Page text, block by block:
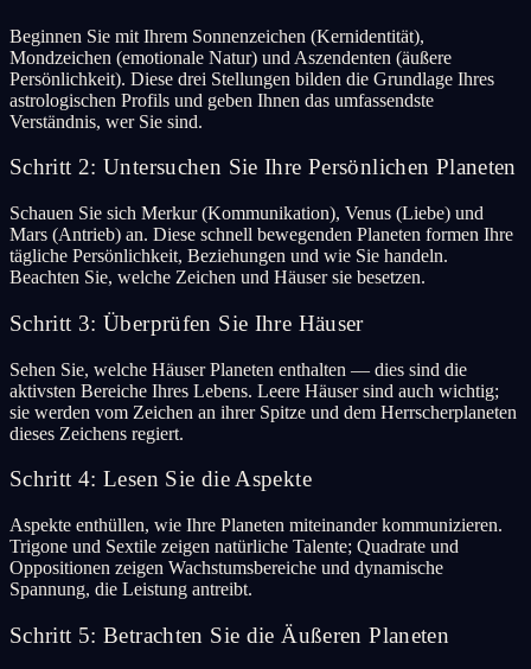
Beginnen Sie mit Ihrem Sonnenzeichen (Kernidentität),
Mondzeichen (emotionale Natur) und Aszendenten (äußere
Persönlichkeit). Diese drei Stellungen bilden die Grundlage Ihres
astrologischen Profils und geben Ihnen das umfassendste
Verständnis, wer Sie sind.
Schritt 2: Untersuchen Sie Ihre Persönlichen Planeten
Schauen Sie sich Merkur (Kommunikation), Venus (Liebe) und
Mars (Antrieb) an. Diese schnell bewegenden Planeten formen Ihre
tägliche Persönlichkeit, Beziehungen und wie Sie handeln.
Beachten Sie, welche Zeichen und Häuser sie besetzen.
Schritt 3: Überprüfen Sie Ihre Häuser
Sehen Sie, welche Häuser Planeten enthalten — dies sind die
aktivsten Bereiche Ihres Lebens. Leere Häuser sind auch wichtig;
sie werden vom Zeichen an ihrer Spitze und dem Herrscherplaneten
dieses Zeichens regiert.
Schritt 4: Lesen Sie die Aspekte
Aspekte enthüllen, wie Ihre Planeten miteinander kommunizieren.
Trigone und Sextile zeigen natürliche Talente; Quadrate und
Oppositionen zeigen Wachstumsbereiche und dynamische
Spannung, die Leistung antreibt.
Schritt 5: Betrachten Sie die Äußeren Planeten